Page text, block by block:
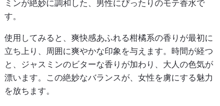
ミンが絶妙に調和した、男性にぴったりのモテ香水で
す。
使用してみると、爽快感あふれる柑橘系の香りが最初に
立ち上り、周囲に爽やかな印象を与えます。時間が経つ
と、ジャスミンのビターな香りが加わり、大人の色気が
漂います。この絶妙なバランスが、女性を虜にする魅力
を放ちます。